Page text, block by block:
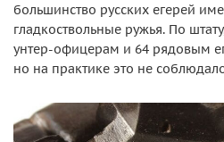
большинство русских егерей
гладкоствольные ружья. По
унтер-офицерам и 64 рядовым
но на практике это не